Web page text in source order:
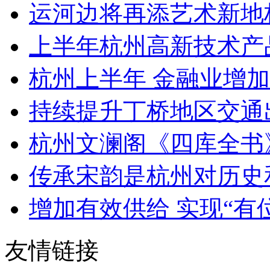
运河边将再添艺术新
上半年杭州高新技术
杭州上半年 金融业增
持续提升丁桥地区交
杭州文澜阁《四库全
传承宋韵是杭州对历
增加有效供给 实现“有
友情链接